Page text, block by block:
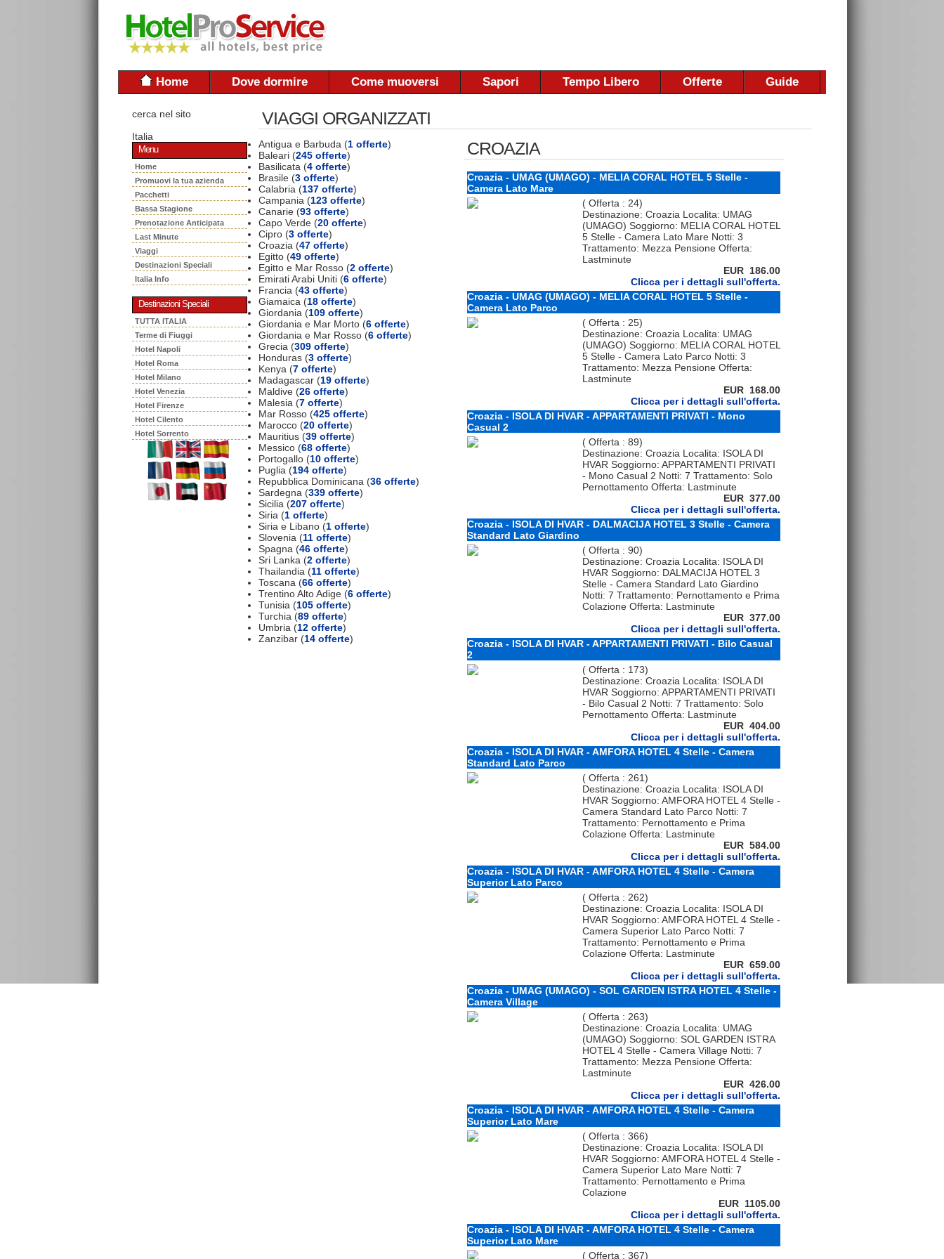
Home Dove dormire Come muoversi Sapori Tempo Libero Offerte Guide
cerca nel sito
Italia
Menu
Home
Promuovi la tua azienda
Pacchetti
Bassa Stagione
Prenotazione Anticipata
Last Minute
Viaggi
Destinazioni Speciali
Italia Info
Destinazioni Speciali
TUTTA ITALIA
Terme di Fiuggi
Hotel Napoli
Hotel Roma
Hotel Milano
Hotel Venezia
Hotel Firenze
Hotel Cilento
Hotel Sorrento
VIAGGI ORGANIZZATI
Antigua e Barbuda (1 offerte)
Baleari (245 offerte)
Basilicata (4 offerte)
Brasile (3 offerte)
Calabria (137 offerte)
Campania (123 offerte)
Canarie (93 offerte)
Capo Verde (20 offerte)
Cipro (3 offerte)
Croazia (47 offerte)
Egitto (49 offerte)
Egitto e Mar Rosso (2 offerte)
Emirati Arabi Uniti (6 offerte)
Francia (43 offerte)
Giamaica (18 offerte)
Giordania (109 offerte)
Giordania e Mar Morto (6 offerte)
Giordania e Mar Rosso (6 offerte)
Grecia (309 offerte)
Honduras (3 offerte)
Kenya (7 offerte)
Madagascar (19 offerte)
Maldive (26 offerte)
Malesia (7 offerte)
Mar Rosso (425 offerte)
Marocco (20 offerte)
Mauritius (39 offerte)
Messico (68 offerte)
Portogallo (10 offerte)
Puglia (194 offerte)
Repubblica Dominicana (36 offerte)
Sardegna (339 offerte)
Sicilia (207 offerte)
Siria (1 offerte)
Siria e Libano (1 offerte)
Slovenia (11 offerte)
Spagna (46 offerte)
Sri Lanka (2 offerte)
Thailandia (11 offerte)
Toscana (66 offerte)
Trentino Alto Adige (6 offerte)
Tunisia (105 offerte)
Turchia (89 offerte)
Umbria (12 offerte)
Zanzibar (14 offerte)
CROAZIA
Croazia - UMAG (UMAGO) - MELIA CORAL HOTEL 5 Stelle -
Camera Lato Mare
( Offerta : 24)
Destinazione: Croazia Localita: UMAG
(UMAGO) Soggiorno: MELIA CORAL HOTEL
5 Stelle - Camera Lato Mare Notti: 3
Trattamento: Mezza Pensione Offerta:
Lastminute
EUR 186.00
Clicca per i dettagli sull'offerta.
Croazia - UMAG (UMAGO) - MELIA CORAL HOTEL 5 Stelle -
Camera Lato Parco
( Offerta : 25)
Destinazione: Croazia Localita: UMAG
(UMAGO) Soggiorno: MELIA CORAL HOTEL
5 Stelle - Camera Lato Parco Notti: 3
Trattamento: Mezza Pensione Offerta:
Lastminute
EUR 168.00
Clicca per i dettagli sull'offerta.
Croazia - ISOLA DI HVAR - APPARTAMENTI PRIVATI - Mono
Casual 2
( Offerta : 89)
Destinazione: Croazia Localita: ISOLA DI
HVAR Soggiorno: APPARTAMENTI PRIVATI
- Mono Casual 2 Notti: 7 Trattamento: Solo
Pernottamento Offerta: Lastminute
EUR 377.00
Clicca per i dettagli sull'offerta.
Croazia - ISOLA DI HVAR - DALMACIJA HOTEL 3 Stelle - Camera
Standard Lato Giardino
( Offerta : 90)
Destinazione: Croazia Localita: ISOLA DI
HVAR Soggiorno: DALMACIJA HOTEL 3
Stelle - Camera Standard Lato Giardino
Notti: 7 Trattamento: Pernottamento e Prima
Colazione Offerta: Lastminute
EUR 377.00
Clicca per i dettagli sull'offerta.
Croazia - ISOLA DI HVAR - APPARTAMENTI PRIVATI - Bilo Casual
2
( Offerta : 173)
Destinazione: Croazia Localita: ISOLA DI
HVAR Soggiorno: APPARTAMENTI PRIVATI
- Bilo Casual 2 Notti: 7 Trattamento: Solo
Pernottamento Offerta: Lastminute
EUR 404.00
Clicca per i dettagli sull'offerta.
Croazia - ISOLA DI HVAR - AMFORA HOTEL 4 Stelle - Camera
Standard Lato Parco
( Offerta : 261)
Destinazione: Croazia Localita: ISOLA DI
HVAR Soggiorno: AMFORA HOTEL 4 Stelle -
Camera Standard Lato Parco Notti: 7
Trattamento: Pernottamento e Prima
Colazione Offerta: Lastminute
EUR 584.00
Clicca per i dettagli sull'offerta.
Croazia - ISOLA DI HVAR - AMFORA HOTEL 4 Stelle - Camera
Superior Lato Parco
( Offerta : 262)
Destinazione: Croazia Localita: ISOLA DI
HVAR Soggiorno: AMFORA HOTEL 4 Stelle -
Camera Superior Lato Parco Notti: 7
Trattamento: Pernottamento e Prima
Colazione Offerta: Lastminute
EUR 659.00
Clicca per i dettagli sull'offerta.
Croazia - UMAG (UMAGO) - SOL GARDEN ISTRA HOTEL 4 Stelle -
Camera Village
( Offerta : 263)
Destinazione: Croazia Localita: UMAG
(UMAGO) Soggiorno: SOL GARDEN ISTRA
HOTEL 4 Stelle - Camera Village Notti: 7
Trattamento: Mezza Pensione Offerta:
Lastminute
EUR 426.00
Clicca per i dettagli sull'offerta.
Croazia - ISOLA DI HVAR - AMFORA HOTEL 4 Stelle - Camera
Superior Lato Mare
( Offerta : 366)
Destinazione: Croazia Localita: ISOLA DI
HVAR Soggiorno: AMFORA HOTEL 4 Stelle -
Camera Superior Lato Mare Notti: 7
Trattamento: Pernottamento e Prima
Colazione
EUR 1105.00
Clicca per i dettagli sull'offerta.
Croazia - ISOLA DI HVAR - AMFORA HOTEL 4 Stelle - Camera
Superior Lato Mare
( Offerta : 367)